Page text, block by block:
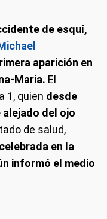
de esquí,
aparición en
Maria. El
1, quien desde
alejado del ojo
de salud,
en la
informó el medio